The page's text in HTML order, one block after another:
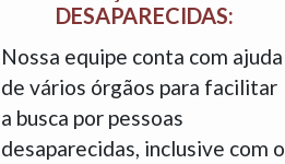
DESAPARECIDAS:
Nossa equipe conta com ajuda
de vários órgãos para facilitar
a busca por pessoas
desaparecidas, inclusive com o